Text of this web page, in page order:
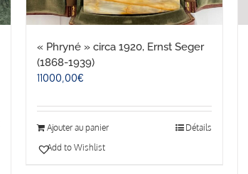
« Phryné » circa 1920, Ernst Seger
(1868-1939)
11000,00€
Ajouter au panier
Détails
Add to Wishlist